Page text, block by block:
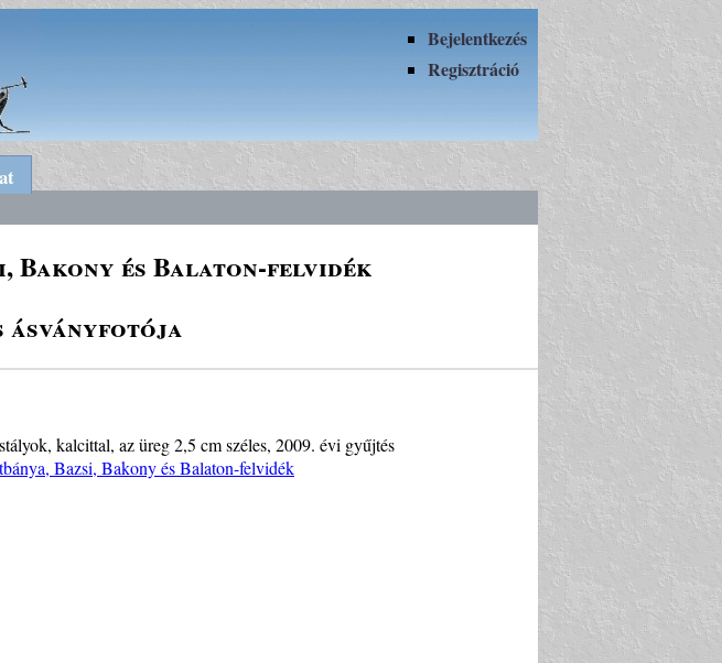
Bejelentkezés
Regisztráció
Bakony és Balaton-felvidék
ásványfotója
kalcittal, az üreg 2,5 cm széles, 2009. évi gyűjtés
Bazsi, Bakony és Balaton-felvidék